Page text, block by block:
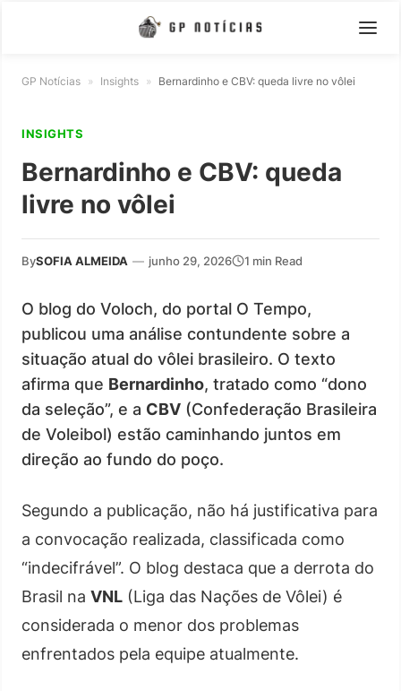
GP Notícias » Insights » Bernardinho e CBV: queda livre no vôlei
INSIGHTS
Bernardinho e CBV: queda
livre no vôlei
BySOFIA ALMEIDA — junho 29, 2026 1 min Read
O blog do Voloch, do portal O Tempo,
publicou uma análise contundente sobre a
situação atual do vôlei brasileiro. O texto
afirma que Bernardinho, tratado como “dono
da seleção”, e a CBV (Confederação Brasileira
de Voleibol) estão caminhando juntos em
direção ao fundo do poço.
Segundo a publicação, não há justificativa para
a convocação realizada, classificada como
“indecifrável”. O blog destaca que a derrota do
Brasil na VNL (Liga das Nações de Vôlei) é
considerada o menor dos problemas
enfrentados pela equipe atualmente.